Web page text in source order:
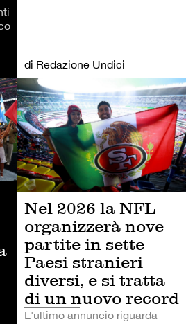
di Redazione Undici
ALTRI SPORT
Nel 2026 la NFL
organizzerà nove
partite in sette
Paesi stranieri
diversi, e si tratta
di un nuovo record
L'ultimo annuncio riguarda